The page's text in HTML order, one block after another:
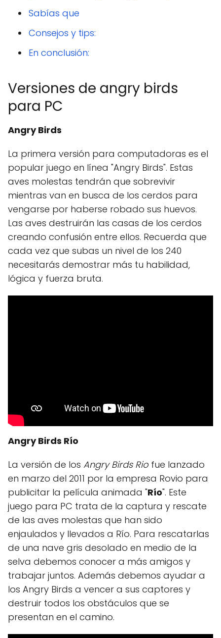
Sabías que
Consejos y tips:
En conclusión:
Versiones de angry birds
para PC
Angry Birds
La primera versión para computadoras es el
popular juego en línea "Angry Birds". Estas
aves molestas tendrán que sobrevivir
mientras van en busca de los cerdos para
vengarse por haberse robado sus huevos.
Las aves destruirán las casas de los cerdos
creando confusión entre ellos. Recuerda que
cada vez que subas un nivel de los 240
necesitarás demostrar más tu habilidad,
lógica y fuerza bruta.
Angry Birds Río
La versión de los Angry Birds Rio fue lanzado
en marzo del 2011 por la empresa Rovio para
publicitar la película animada "Río". Este
juego para PC trata de la captura y rescate
de las aves molestas que han sido
enjaulados y llevados a Río. Para rescatarlas
de una nave gris desolado en medio de la
selva debemos conocer a más amigos y
trabajar juntos. Además debemos ayudar a
los Angry Birds a vencer a sus captores y
destruir todos los obstáculos que se
presentan en el camino.